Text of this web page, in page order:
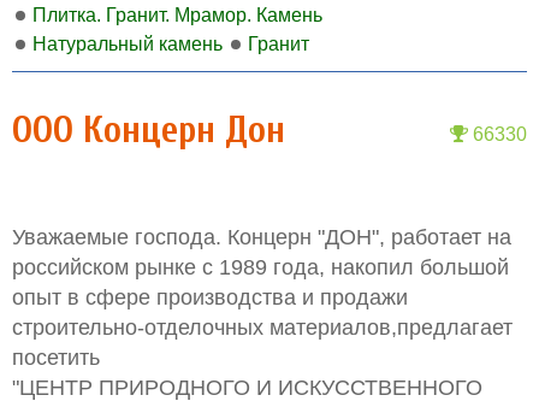
Плитка. Гранит. Мрамор. Камень
Натуральный камень
Гранит
66330
ООО Концерн Дон
Уважаемые господа. Концерн "ДОН", работает на
российском рынке с 1989 года, накопил большой
опыт в сфере производства и продажи
строительно-отделочных материалов,предлагает
посетить
"ЦЕНТР ПРИРОДНОГО И ИСКУССТВЕННОГО